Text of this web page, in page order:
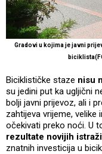
Gradovi u kojima je javni
Biciklističke staze nisu
su jedini put ka ugljični
bolji javni prijevoz, ali i
zahtijeva vrijeme, velike
očekivati preko noći. U
rezultate novijih
znatnih investicija u